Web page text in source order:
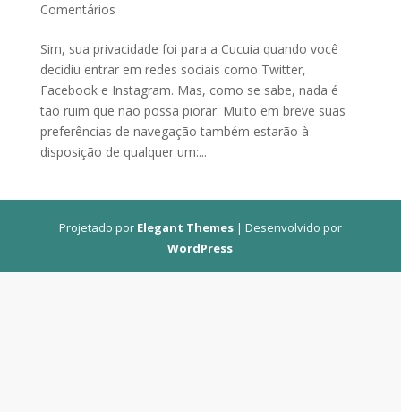
Comentários
Sim, sua privacidade foi para a Cucuia quando você
decidiu entrar em redes sociais como Twitter,
Facebook e Instagram. Mas, como se sabe, nada é
tão ruim que não possa piorar. Muito em breve suas
preferências de navegação também estarão à
disposição de qualquer um:...
Projetado por Elegant Themes| Desenvolvido por
WordPress